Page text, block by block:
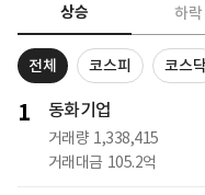
상승 하락
전체 코스피 코스
1 동화기업
거래량 1,338,415
거래대금 105.2억